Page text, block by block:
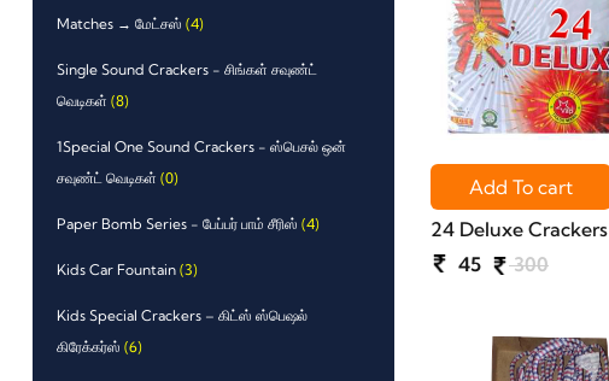
Matches → மேட்சஸ் (4)
Single Sound Crackers - சிங்கள் சவுண்ட்
வெடிகள் (8)
1Special One Sound Crackers - ஸ்பெசல் ஒன்
சவுண்ட் வெடிகள் (0)
Paper Bomb Series - பேப்பர் பாம் சீரிஸ் (4)
Kids Car Fountain (3)
Kids Special Crackers – கிட்ஸ் ஸ்பெஷல்
கிரேக்கர்ஸ் (6)
Add To cart
24 Deluxe Crackers
45
300